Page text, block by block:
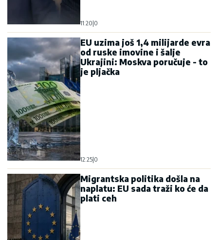
11:20 0
EU uzima još 1,4 milijarde evra
od ruske imovine i šalje
Ukrajini: Moskva poručuje - to
je pljačka
12:25 0
Migrantska politika došla na
naplatu: EU sada traži ko će da
plati ceh